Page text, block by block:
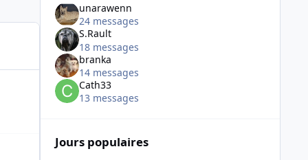
unarawenn
24 messages
S.Rault
18 messages
branka
14 messages
Cath33
13 messages
Jours populaires